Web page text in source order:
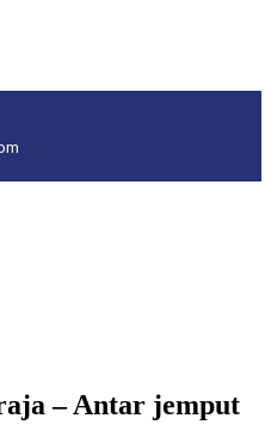
– Antar jemput